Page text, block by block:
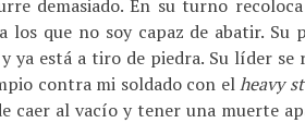
demasiado. En su turno recoloca
los que no soy capaz de abatir.
ya está a tiro de piedra. Su líder
contra mi soldado con elheavy
caer al vacío y tener una muerte